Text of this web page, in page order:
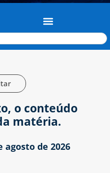
o conteúdo
matéria.
agosto de 2026